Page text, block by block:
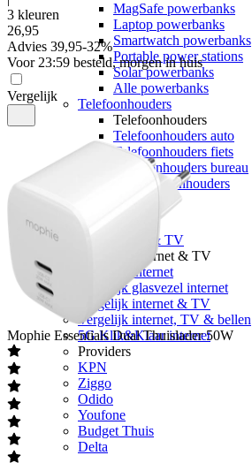
MagSafe powerbanks
Laptop powerbanks
Smartwatch powerbanks
Portable power stations
Solar powerbanks
Alle powerbanks
Telefoonhouders
Telefoonhouders
Telefoonhouders auto
Telefoonhouders fiets
Telefoonhouders bureau
Alle telefoonhouders
Internet & TV
Alle internet & TV
Vergelijk Internet & TV
Vergelijk internet
Vergelijk glasvezel internet
Vergelijk internet & TV
Vergelijk internet, TV & bellen
5G Klik&Klaar internet
Providers
KPN
Ziggo
Odido
Youfone
Budget Thuis
Delta
3 kleuren
26,95
Advies 39,95-32%
Voor 23:59 besteld, morgen in huis
Vergelijk
Mophie Essentials Dual Thuislader 50W